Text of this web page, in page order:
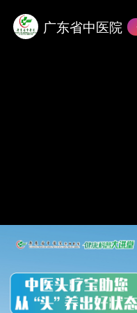
广东省中医院